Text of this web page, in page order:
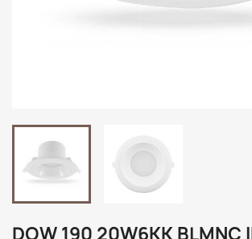
DOW 190 20W6KK BLMNC